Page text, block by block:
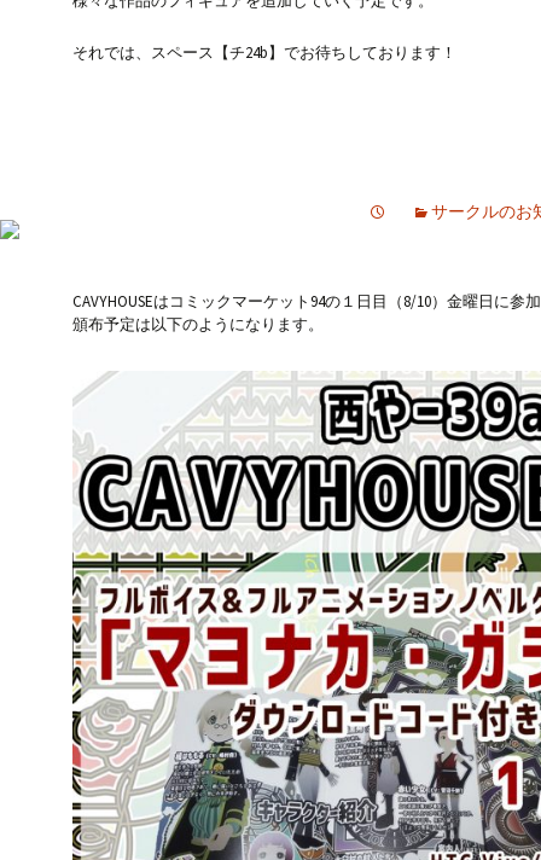
それでは、スペース【チ24b】でお待ちしております！
サークルのお
CAVYHOUSEはコミックマーケット94の１日目（8/10）金曜日に参
頒布予定は以下のようになります。